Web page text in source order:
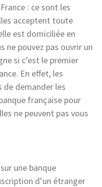
: ce sont les
acceptent toute
est domiciliée en
ne pouvez pas ouvrir un
si c’est le premier
En effet, les
de demander les
française pour
ne peuvent pas vous
une banque
d’un étranger